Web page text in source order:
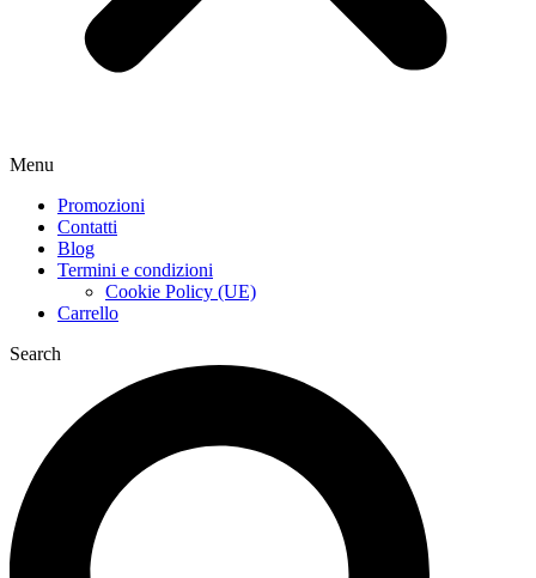
Menu
Promozioni
Contatti
Blog
Termini e condizioni
Cookie Policy (UE)
Carrello
Search